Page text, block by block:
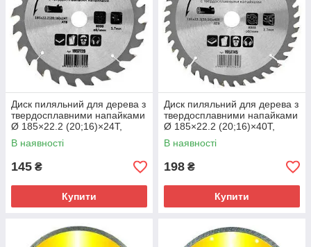
Диск пиляльний для дерева з
твердосплавними напайками
Ø 185×22.2 (20;16)×24Т,
8000б/хв GRAD (1957725)
В наявності
145 ₴
Купити
Диск пиляльний для дерева з
твердосплавними напайками
Ø 185×22.2 (20;16)×40Т,
8000об/хв GRAD (1957745)
В наявності
198 ₴
Купити